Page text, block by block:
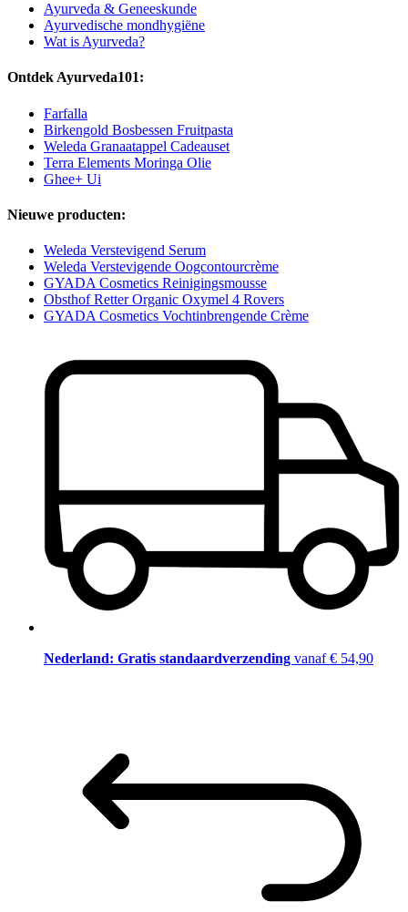
Ayurveda & Geneeskunde
Ayurvedische mondhygiëne
Wat is Ayurveda?
Ontdek Ayurveda101:
Farfalla
Birkengold Bosbessen Fruitpasta
Weleda Granaatappel Cadeauset
Terra Elements Moringa Olie
Ghee+ Ui
Nieuwe producten:
Weleda Verstevigend Serum
Weleda Verstevigende Oogcontourcrème
GYADA Cosmetics Reinigingsmousse
Obsthof Retter Organic Oxymel 4 Rovers
GYADA Cosmetics Vochtinbrengende Crème
Nederland: Gratis standaardverzending vanaf € 54,90